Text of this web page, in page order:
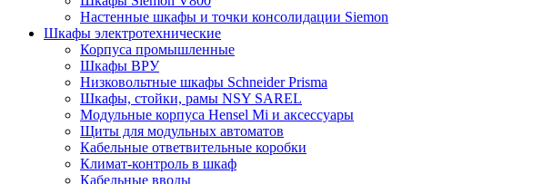
Настенные шкафы и точки консолидации Siemon
Шкафы электротехнические
Корпуса промышленные
Шкафы ВРУ
Низковольтные шкафы Schneider Prisma
Шкафы, стойки, рамы NSY SAREL
Модульные корпуса Hensel Mi и аксессуары
Щиты для модульных автоматов
Кабельные ответвительные коробки
Климат-контроль в шкаф
Кабельные вводы